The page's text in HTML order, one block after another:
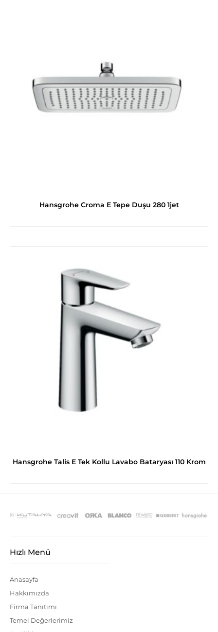
Hansgrohe Croma E Tepe Duşu 280 1jet
Hansgrohe Talis E Tek Kollu Lavabo Bataryası 110 Krom
Hızlı Menü
Anasayfa
Hakkımızda
Firma Tanıtımı
Temel Değerlerimiz